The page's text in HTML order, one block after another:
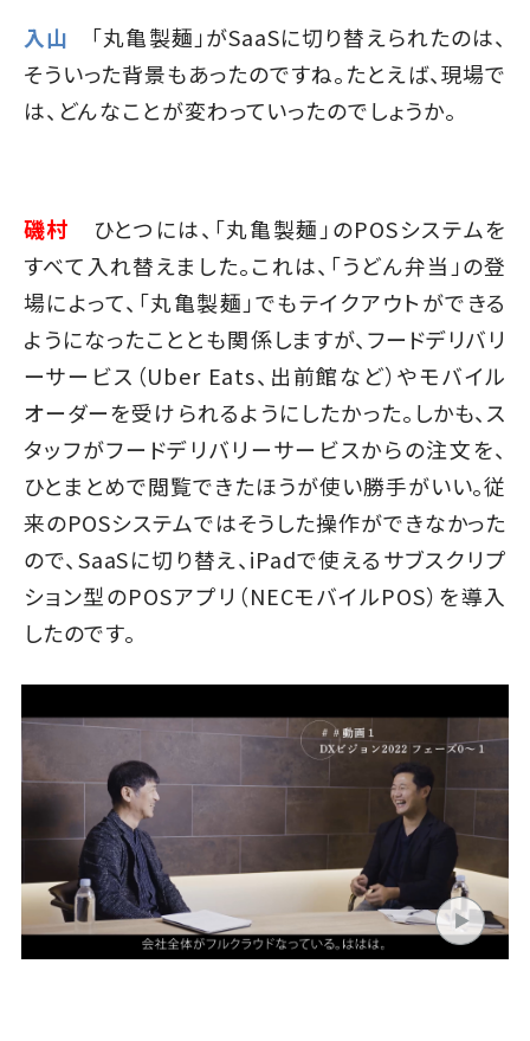
入山 「丸亀製麺」がSaaSに切り替えられたのは、
そういった背景もあったのですね。たとえば、現場で
は、どんなことが変わっていったのでしょうか。
磯村
ひとつには、「丸亀製麺」のPOSシステムを
すべて入れ替えました。これは、「うどん弁当」の登
場によって、「丸亀製麺」でもテイクアウトができる
ようになったこととも関係しますが、フードデリバリ
ーサービス（Uber Eats、出前館など）やモバイル
オーダーを受けられるようにしたかった。しかも、ス
タッフがフードデリバリーサービスからの注文を、
ひとまとめで閲覧できたほうが使い勝手がいい。従
来のPOSシステムではそうした操作ができなかった
ので、SaaSに切り替え、iPadで使えるサブスクリプ
ション型のPOSアプリ（NECモバイルPOS）を導入
したのです。